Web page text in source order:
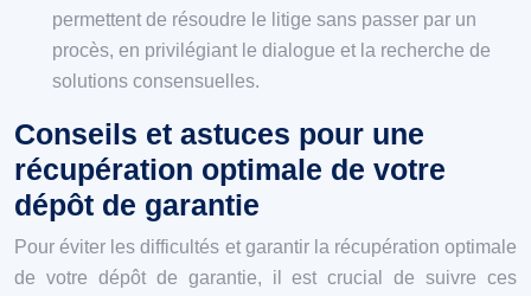
permettent de résoudre le litige sans passer par un
procès, en privilégiant le dialogue et la recherche de
solutions consensuelles.
Conseils et astuces pour une
récupération optimale de votre
dépôt de garantie
Pour éviter les difficultés et garantir la récupération optimale
de votre dépôt de garantie, il est crucial de suivre ces